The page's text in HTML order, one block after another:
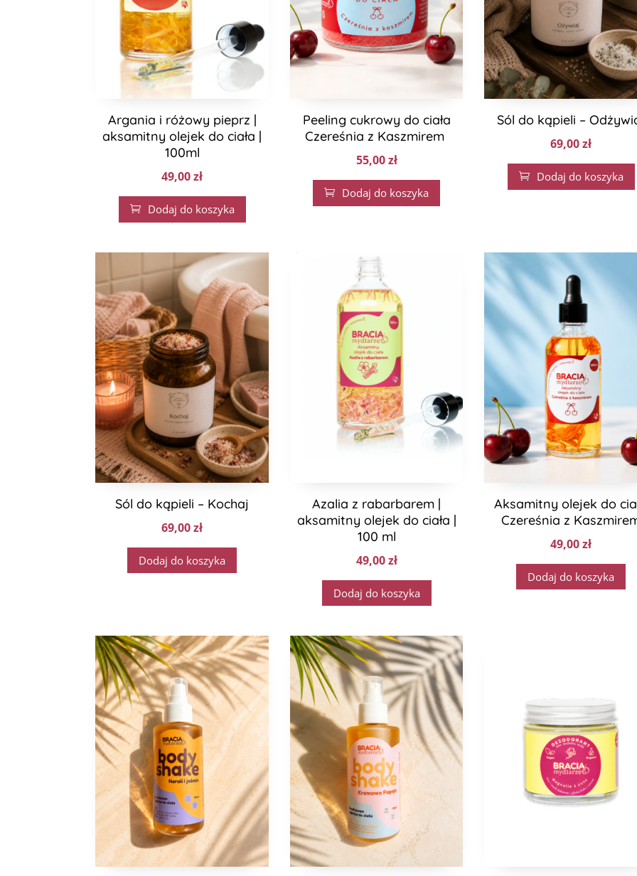
Argania i różowy pieprz |
aksamitny olejek do ciała |
100ml
49,00zł
 Dodaj do koszyka
Peeling cukrowy do ciała
Czereśnia z Kaszmirem
55,00zł
 Dodaj do koszyka
Sól do kąpieli –
69,00zł
 Dodaj do koszyka
Sól do kąpieli – Kochaj
69,00zł
Dodaj do koszyka
Azalia z rabarbarem |
aksamitny olejek do ciała |
100 ml
49,00zł
Dodaj do koszyka
Aksamitny olejek do
Czereśnia z
49,00zł
Dodaj do koszyka